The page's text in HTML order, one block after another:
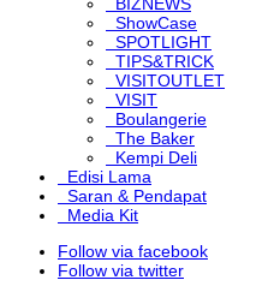
ShowCase
SPOTLIGHT
TIPS&TRICK
VISITOUTLET
VISIT
Boulangerie
The Baker
Kempi Deli
Edisi Lama
Saran & Pendapat
Media Kit
Follow via facebook
Follow via twitter